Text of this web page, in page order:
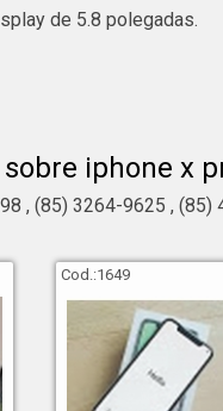
de 5.8 polegadas.
x é importante lembrar
iphone x
, (85) 3264-9625 , (85)
Cod.:1649